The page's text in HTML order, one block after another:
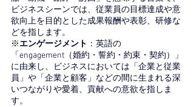
ビジネスシーンでは、従業員の目標達成や意
欲向上を目的とした成果報酬や表彰、研修な
どを指します。
※エンゲージメント ：英語の
「engagement（婚約・誓約・約束・契約）」
に由来し、
ビジネスにおいては「企業と従業
員」や「企業と顧客」などの間に生まれる深
いつながりや愛着、貢献への意欲を指しま
す。